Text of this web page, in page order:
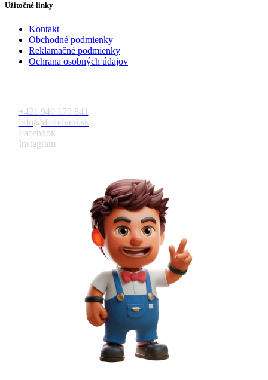
Užitočné linky
Kontakt
Obchodné podmienky
Reklamačné podmienky
Ochrana osobných údajov
+421 940 179 841
info@domdveri.sk
Facebook
Instagram